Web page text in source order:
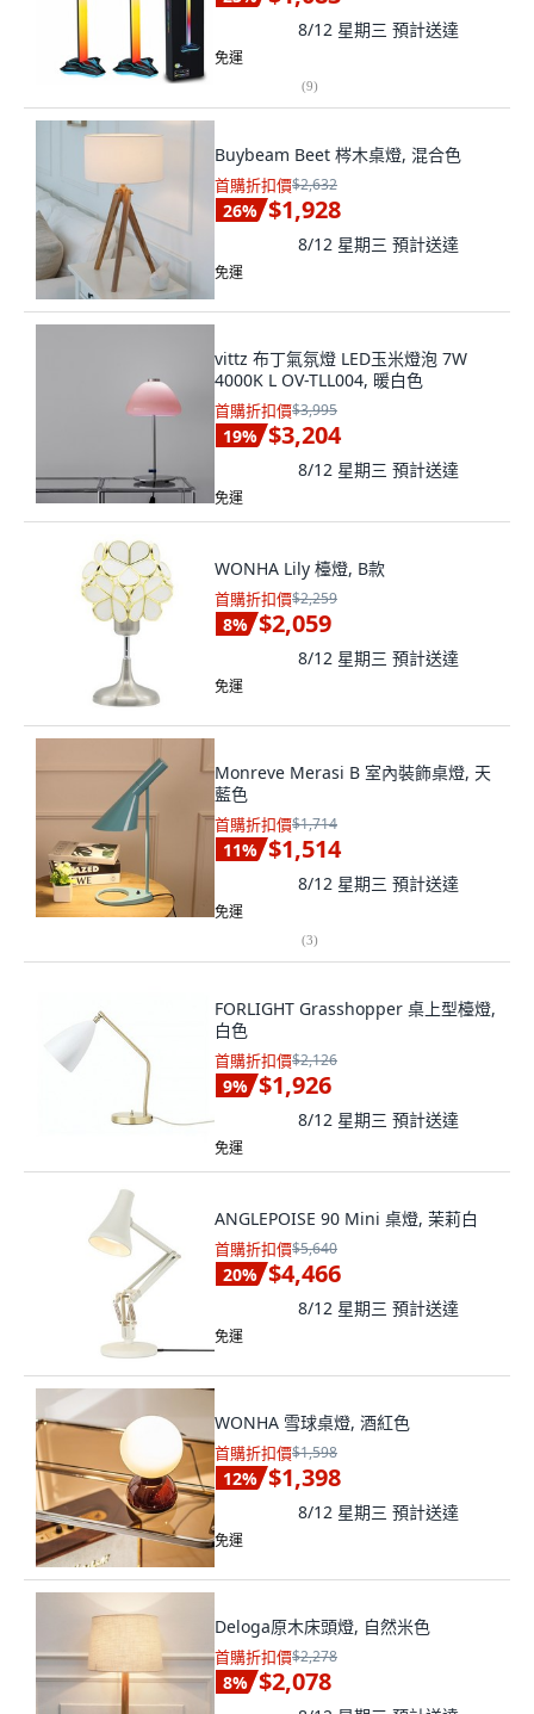
8/12 星期三 預計送達
免運
(9)
Buybeam Beet 梣木桌燈, 混合色
首購折扣價$2,632
26% $1,928
8/12 星期三 預計送達
免運
vittz 布丁氣氛燈 LED玉米燈泡 7W
4000K L OV-TLL004, 暖白色
首購折扣價$3,995
19% $3,204
8/12 星期三 預計送達
免運
WONHA Lily 檯燈, B款
首購折扣價$2,259
8% $2,059
8/12 星期三 預計送達
免運
Monreve Merasi B 室內裝飾桌燈, 天
藍色
首購折扣價$1,714
11% $1,514
8/12 星期三 預計送達
免運
(3)
FORLIGHT Grasshopper 桌上型檯燈,
白色
首購折扣價$2,126
9% $1,926
8/12 星期三 預計送達
免運
ANGLEPOISE 90 Mini 桌燈, 茉莉白
首購折扣價$5,640
20% $4,466
8/12 星期三 預計送達
免運
WONHA 雪球桌燈, 酒紅色
首購折扣價$1,598
12% $1,398
8/12 星期三 預計送達
免運
Deloga原木床頭燈, 自然米色
首購折扣價$2,278
8% $2,078